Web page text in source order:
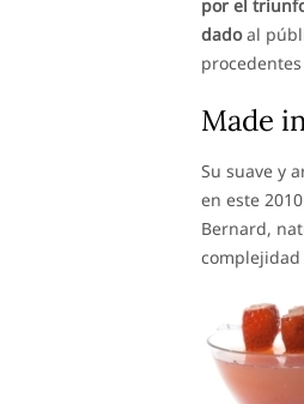
por el
dadoal
Made
Su suave y
en este
Bernard,